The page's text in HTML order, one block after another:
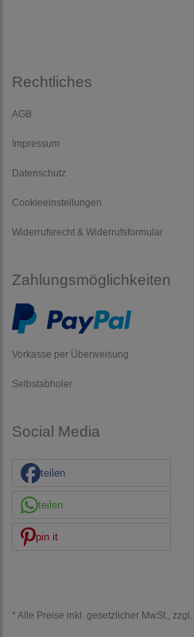
Rechtliches
AGB
Impressum
Datenschutz
Cookieeinstellungen
Widerrufsrecht & Widerrufsformular
Zahlungsmöglichkeiten
Vorkasse per Überweisung
Selbstabholer
Social Media
teilen
teilen
pin it
* Alle Preise inkl. gesetzlicher MwSt., zzgl.